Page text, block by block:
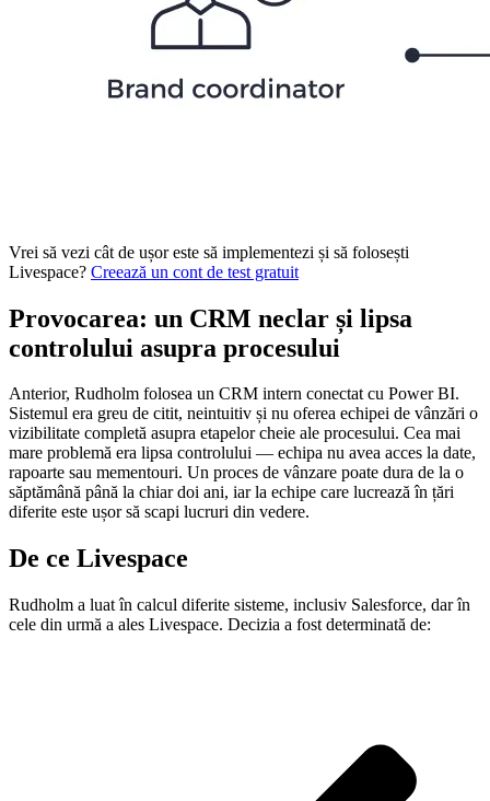
Vrei să vezi cât de ușor este să implementezi și să folosești
Livespace? Creează un cont de test gratuit
Provocarea: un CRM neclar și lipsa
controlului asupra procesului
Anterior, Rudholm folosea un CRM intern conectat cu Power BI.
Sistemul era greu de citit, neintuitiv și nu oferea echipei de vânzări o
vizibilitate completă asupra etapelor cheie ale procesului. Cea mai
mare problemă era lipsa controlului — echipa nu avea acces la date,
rapoarte sau mementouri. Un proces de vânzare poate dura de la o
săptămână până la chiar doi ani, iar la echipe care lucrează în țări
diferite este ușor să scapi lucruri din vedere.
De ce Livespace
Rudholm a luat în calcul diferite sisteme, inclusiv Salesforce, dar în
cele din urmă a ales Livespace. Decizia a fost determinată de: